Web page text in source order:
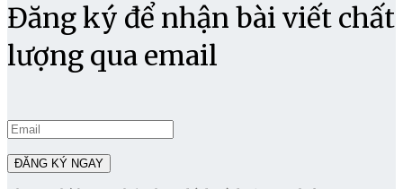
Đăng ký để nhận bài viết chất
lượng qua email